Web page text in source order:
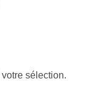
sélection.